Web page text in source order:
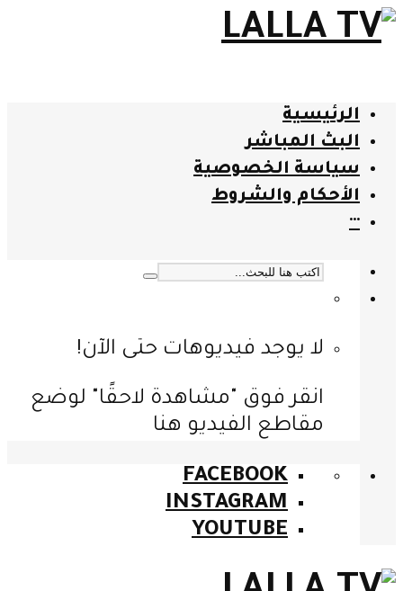
الرئيسية
البث المباشر
سياسة الخصوصية
الأحكام والشروط
···
لا يوجد فيديوهات حتى الآن!
انقر فوق "مشاهدة لاحقًا" لوضع
مقاطع الفيديو هنا
FACEBOOK
INSTAGRAM
YOUTUBE